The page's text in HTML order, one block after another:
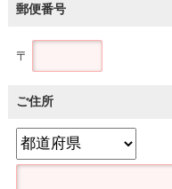
郵便番号
〒
ご住所